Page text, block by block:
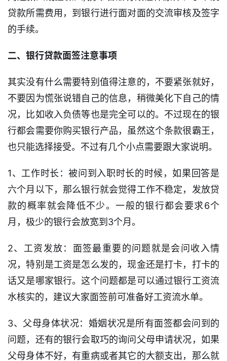
首
页
子
息
信
用
卡
期
催
收
贷
攻
略
贷款所需费用，到银行进行面对面的交流审核及签字
的手续。
二、银行贷款面签注意事项
其实没有什么需要特别值得注意的，不要紧张就好，
不要因为慌张说错自己的信息，稍微美化下自己的情
况，比如收入负债等也是完全可以的。不过现在的银
行都会需要你购买银行产品，虽然这个条款很霸王，
也只能选择接受。不过有几个小点需要跟大家说明。
1、工作时长：被问到入职时长的时候，如果回答是
六个月以下，那么银行就会觉得工作不稳定，发放贷
款的概率就会降低不少。一般的银行都会要求6个
月，极少的银行会放宽到3个月。
2、工资发放：面签最重要的问题就是会问收入情
况，特别是工资是怎么发的，现金还是打卡，打卡的
话又是哪家银行。这个问题都是可以通过银行工资流
水核实的，建议大家面签前可准备好工资流水单。
3、父母身体状况：婚姻状况是所有面签都会问到的
问题，还有的银行会取巧的询问父母申请状况，如果
父母身体不好，有重病或者其它的大额支出，那么就